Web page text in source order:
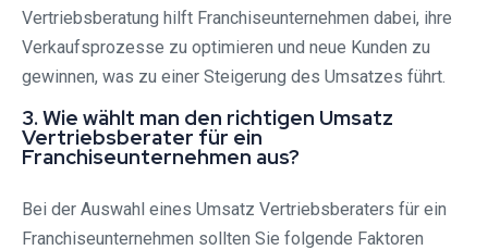
Vertriebsberatung hilft Franchiseunternehmen dabei, ihre
Verkaufsprozesse zu optimieren und neue Kunden zu
gewinnen, was zu einer Steigerung des Umsatzes führt.
3. Wie wählt man den richtigen Umsatz
Vertriebsberater für ein
Franchiseunternehmen aus?
Bei der Auswahl eines Umsatz Vertriebsberaters für ein
Franchiseunternehmen sollten Sie folgende Faktoren